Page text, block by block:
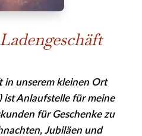
in unserem kleinen Ort
ist Anlaufstelle für meine
für Geschenke zu
Jubiläen und